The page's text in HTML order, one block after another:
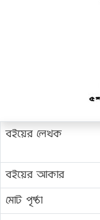
বইয়ের লেখক
বইয়ের আকার
মোট পৃষ্ঠা